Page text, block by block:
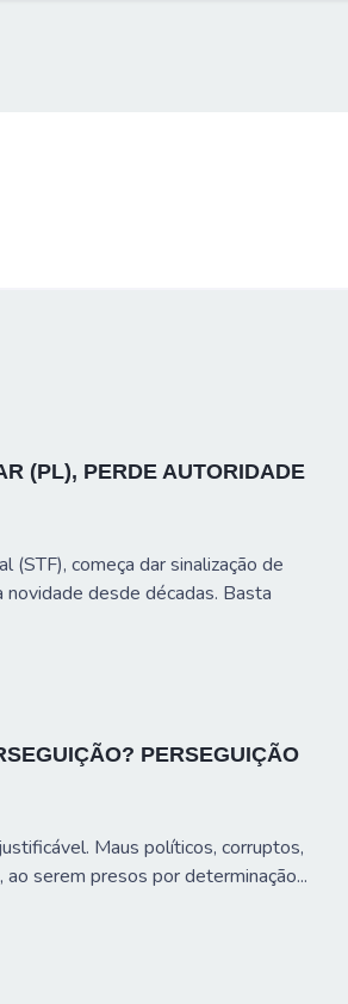
(PL), PERDE AUTORIDADE
(STF), começa dar sinalização de
desde décadas. Basta
PERSEGUIÇÃO
Maus políticos, corruptos,
serem presos por determinação...